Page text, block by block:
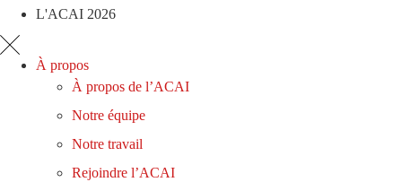
L'ACAI 2026
À propos
À propos de l’ACAI
Notre équipe
Notre travail
Rejoindre l’ACAI